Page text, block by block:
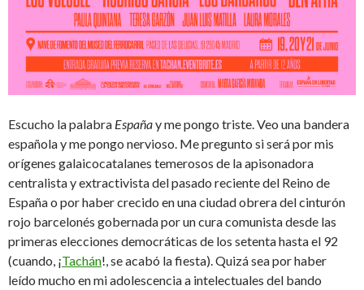
Escucho la palabra Españay me pongo triste. Veo una bandera
española y me pongo nervioso. Me pregunto si será por mis
orígenes galaicocatalanes temerosos de la apisonadora
centralista y extractivista del pasado reciente del Reino de
España o por haber crecido en una ciudad obrera del cinturón
rojo barcelonés gobernada por un cura comunista desde las
primeras elecciones democráticas de los setenta hasta el 92
(cuando, ¡Tachán!, se acabó la fiesta). Quizá sea por haber
leído mucho en mi adolescencia a intelectuales del bando